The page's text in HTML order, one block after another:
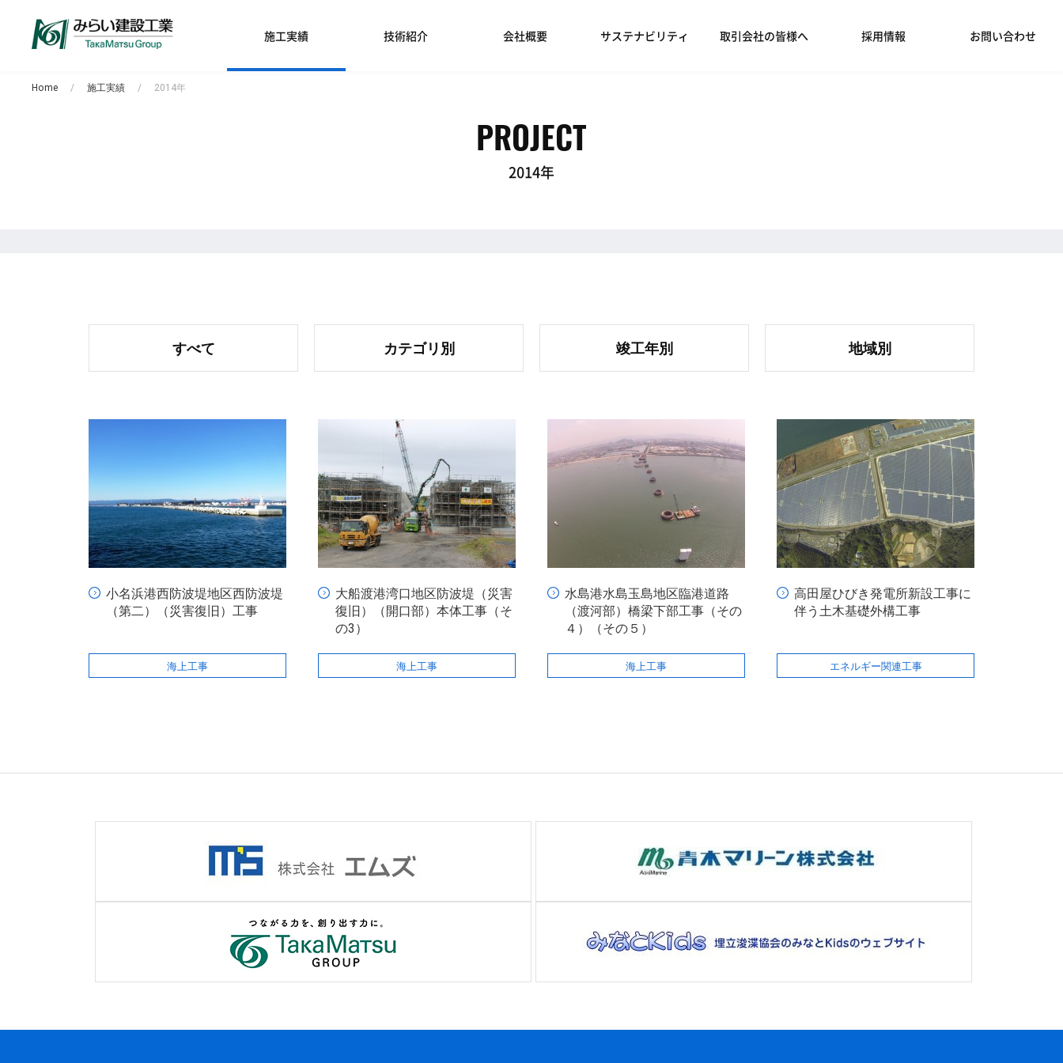
施工実績 技術紹介 会社概要 サステナビリティ 取引会社の皆様へ 採用情報 お問い合わせ
Home 施工実績 2014年
PROJECT
2014年
すべて カテゴリ別 竣工年別 地域別
小名浜港西防波堤地区西防波堤
（第二）（災害復旧）工事
海上工事
大船渡港湾口地区防波堤（災害
復旧）（開口部）本体工事（そ
の3）
海上工事
水島港水島玉島地区臨港道路
（渡河部）橋梁下部工事（その
４）（その５）
海上工事
高田屋ひびき発電所新設工事に
伴う土木基礎外構工事
エネルギー関連工事